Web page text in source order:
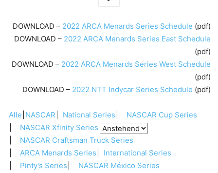
DOWNLOAD – 2022 ARCA Menards Series Schedule (pdf)
DOWNLOAD – 2022 ARCA Menards Series East Schedule
(pdf)
DOWNLOAD – 2022 ARCA Menards Series West Schedule
(pdf)
DOWNLOAD – 2022 NTT Indycar Series Schedule (pdf)
Alle NASCAR National Series
NASCAR Cup Series
NASCAR Xfinity Series
NASCAR Craftsman Truck Series
ARCA Menards Series
International Series
Pinty's Series
NASCAR México Series